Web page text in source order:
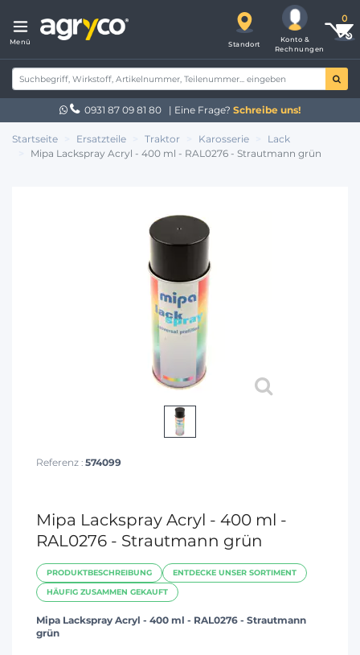
Menü Standort
Konto &
Rechnungen
0931 87 09 81 80 | Eine Frage? Schreibe uns!
Startseite Ersatzteile Traktor Karosserie
Lack
Mipa Lackspray Acryl - 400 ml - RAL0276 - Strautmann grün
Referenz : 574099
Mipa Lackspray Acryl - 400 ml -
RAL0276 - Strautmann grün
PRODUKTBESCHREIBUNG ENTDECKE UNSER SORTIMENT
HÄUFIG ZUSAMMEN GEKAUFT
Mipa Lackspray Acryl - 400 ml - RAL0276 - Strautmann
grün